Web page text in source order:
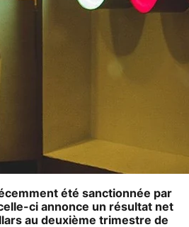
été sanctionnée par
ci annonce un résultat net
au deuxième trimestre de